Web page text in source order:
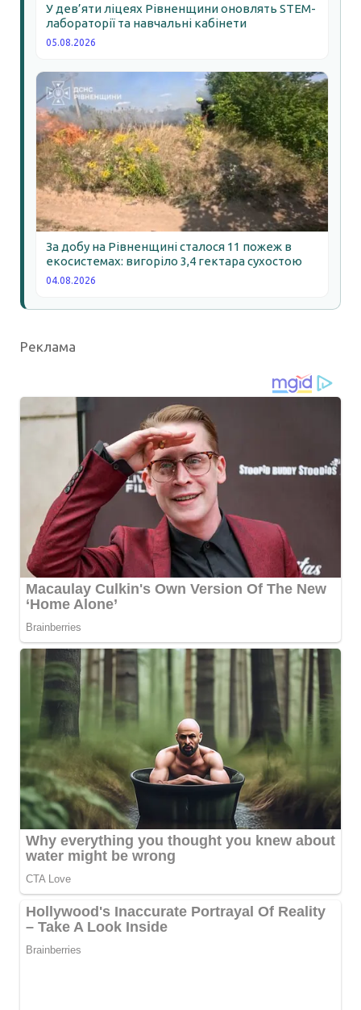
У дев’яти ліцеях Рівненщини оновлять STEM-
лабораторії та навчальні кабінети
05.08.2026
За добу на Рівненщині сталося 11 пожеж в
екосистемах: вигоріло 3,4 гектара сухостою
04.08.2026
Реклама